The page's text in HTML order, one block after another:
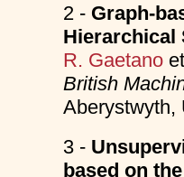
2 - Graph-
Hierarchical
R. Gaetano
British
3 -
based on